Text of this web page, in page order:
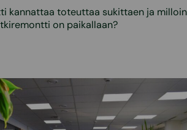
kannattaa toteuttaa sukittaen ja milloin
on paikallaan?